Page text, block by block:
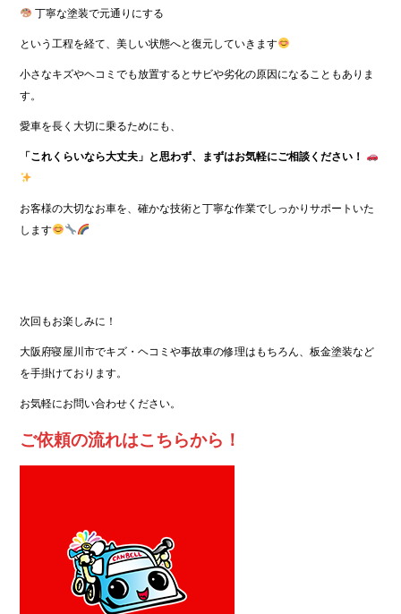
丁寧な塗装で元通りにする
という工程を経て、美しい状態へと復元していきます
小さなキズやヘコミでも放置するとサビや劣化の原因になることもありま
す。
愛車を長く大切に乗るためにも、
「これくらいなら大丈夫」と思わず、まずはお気軽にご相談ください！
お客様の大切なお車を、確かな技術と丁寧な作業でしっかりサポートいた
します
次回もお楽しみに！
大阪府寝屋川市でキズ・ヘコミや事故車の修理はもちろん、板金塗装など
を手掛けております。
お気軽にお問い合わせください。
ご依頼の流れはこちらから！